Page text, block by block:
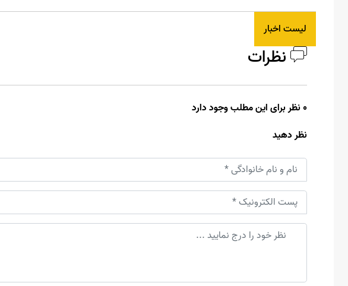
لیست اخبار
نظرات
0 نظر برای این مطلب وجود دارد
نظر دهید